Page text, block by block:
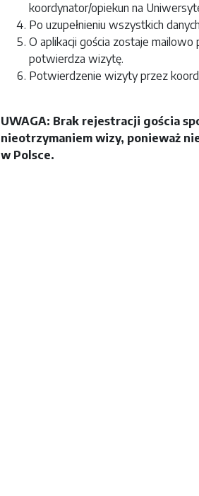
koordynator/opiekun na
Po uzupełnieniu wszystkich
O aplikacji gościa zostaje
potwierdza wizytę.
Potwierdzenie wizyty przez
UWAGA: Brak rejestracji gościa
nieotrzymaniem wizy, ponieważ
w Polsce.